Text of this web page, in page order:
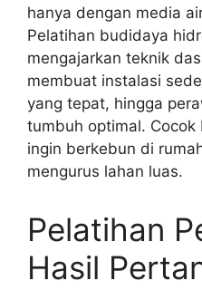
hanya dengan media
Pelatihan budidaya
mengajarkan teknik
membuat instalasi
yang tepat, hingga
tumbuh optimal. Cocok
ingin berkebun di
mengurus lahan luas.
Pelatihan
Hasil